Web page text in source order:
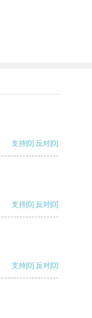
支持[0] 反对[0]
支持[0] 反对[0]
支持[0] 反对[0]